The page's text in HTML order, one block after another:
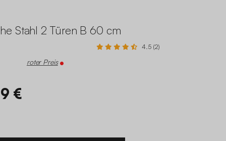
Stahl 2 Türen B 60 cm
4.5 (2)
roter Preis
€